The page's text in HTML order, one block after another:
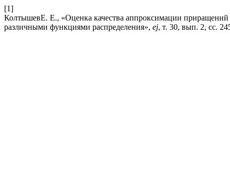
[1]
КолтышевЕ. Е., «Оценка качества аппроксимации
различными функциями распределения», ej, т. 30, вып. 2, сс.